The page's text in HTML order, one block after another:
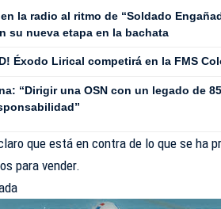
la radio al ritmo de “Soldado
su nueva etapa en la bachata
Éxodo Lirical competirá en la FMS
“Dirigir una OSN con un legado de
que está en contra de lo que se ha
para vender.